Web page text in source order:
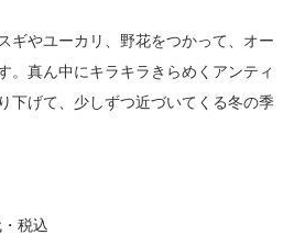
ギやユーカリ、野花をつかって、オー
。真ん中にキラキラきらめくアンティ
下げて、少しずつ近づいてくる冬の季
税込